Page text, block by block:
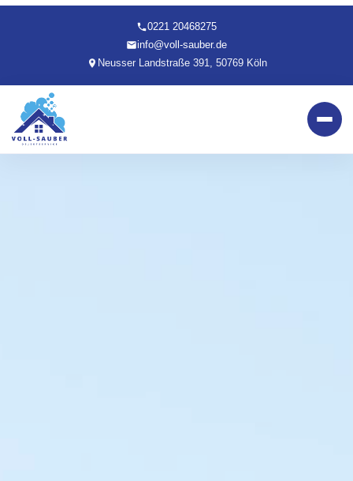
0221 20468275
info@voll-sauber.de
Neusser Landstraße 391, 50769 Köln